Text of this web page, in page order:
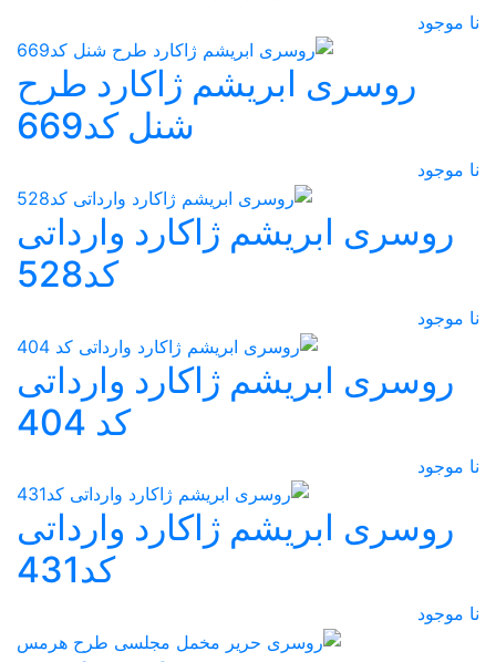
نا موجود
روسری ابریشم ژاکارد طرح
شنل کد669
نا موجود
روسری ابریشم ژاکارد وارداتی
کد528
نا موجود
روسری ابریشم ژاکارد وارداتی
کد 404
نا موجود
روسری ابریشم ژاکارد وارداتی
کد431
نا موجود